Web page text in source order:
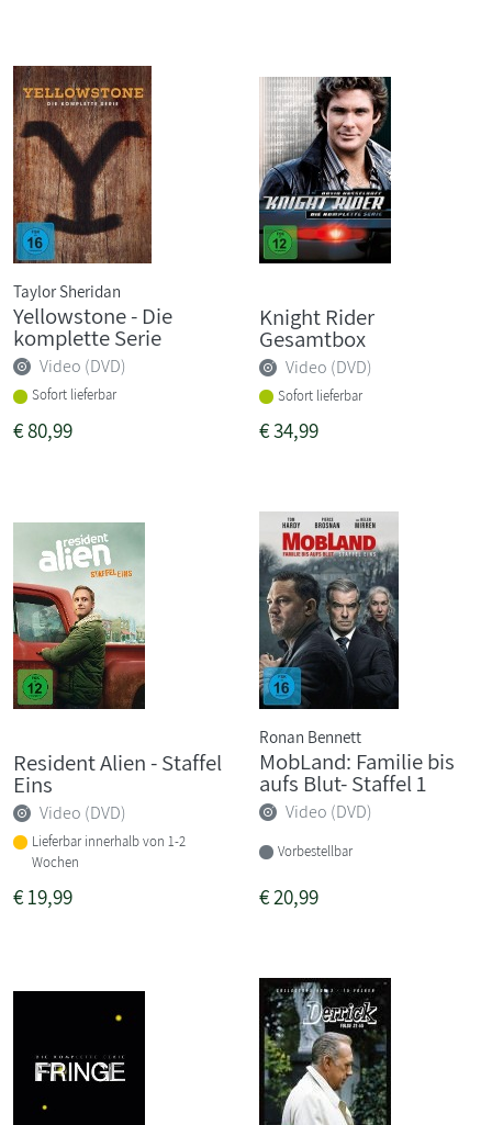
Taylor Sheridan
Yellowstone - Die
komplette Serie
Video (DVD)
Sofort lieferbar
€80,99
Knight Rider
Gesamtbox
Video (DVD)
Sofort lieferbar
€34,99
Resident Alien - Staffel
Eins
Video (DVD)
Lieferbar innerhalb von 1-2
Wochen
€19,99
Ronan Bennett
MobLand: Familie bis
aufs Blut- Staffel 1
Video (DVD)
Vorbestellbar
€20,99